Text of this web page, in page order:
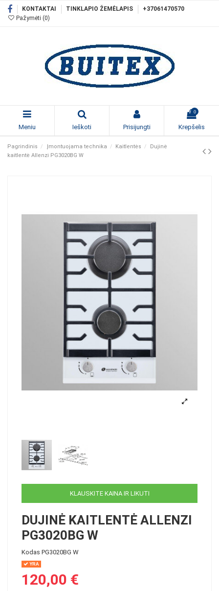
KONTAKTAI TINKLAPIO ŽEMĖLAPIS
+37061470570
Pažymėti (0)
Meniu Ieškoti Prisijungti
0
Krepšelis
Pagrindinis Įmontuojama technika Kaitlentės
Dujinė
kaitlentė Allenzi PG3020BG W
KLAUSKITE KAINA IR LIKUTI
DUJINĖ KAITLENTĖ ALLENZI
PG3020BG W
Kodas PG3020BG W
YRA
120,00 €